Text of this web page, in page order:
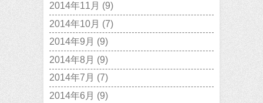
2014年11月 (9)
2014年10月 (7)
2014年9月 (9)
2014年8月 (9)
2014年7月 (7)
2014年6月 (9)